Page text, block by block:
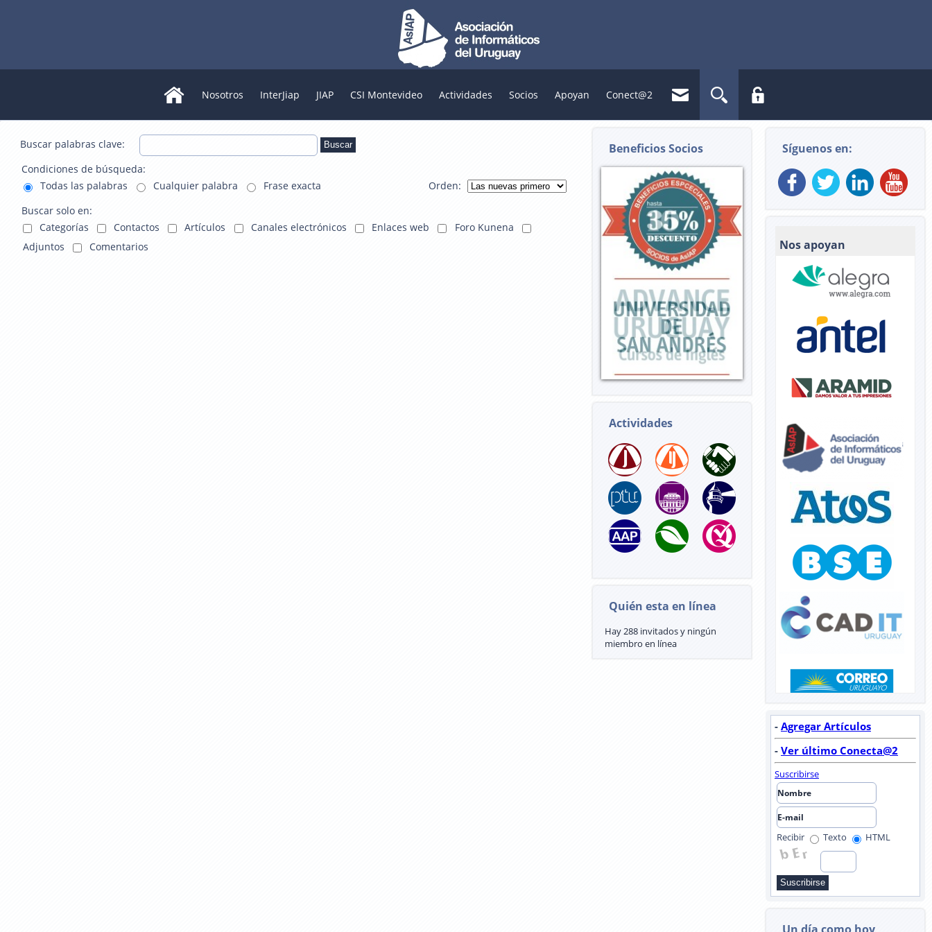
Nosotros InterJiap JIAP CSI Montevideo Actividades Socios Apoyan Conect@2
Buscar palabras clave: Buscar
Condiciones de búsqueda:
Todas las palabras
Cualquier palabra Frase exacta
Orden:
Buscar solo en:
Categorías
Contactos Artículos Canales electrónicos Enlaces web
Foro Kunena
Adjuntos
Comentarios
Beneficios Socios
Actividades
Quién esta en línea
Hay 288 invitados y ningún
miembro en línea
Síguenos en:
Nos apoyan
- Agregar Artículos
- Ver último Conecta@2
Suscribirse
Recibir Texto HTML